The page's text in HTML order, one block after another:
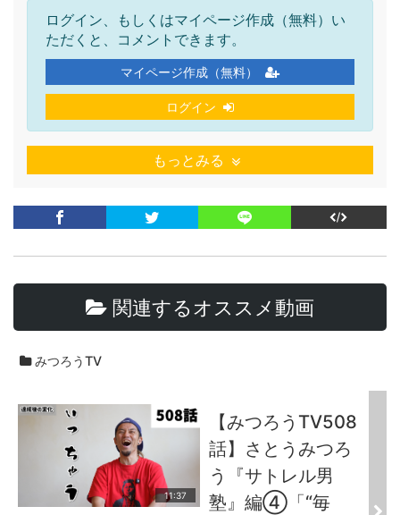
ログイン、もしくはマイページ作成（無料）い
ただくと、コメントできます。
マイページ作成（無料）
ログイン
もっとみる
関連するオススメ動画
みつろうTV
11:37
【みつろうTV508
話】さとうみつろ
う『サトレル男
塾』編④「“毎